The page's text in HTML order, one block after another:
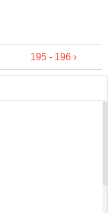
195 - 196 ›